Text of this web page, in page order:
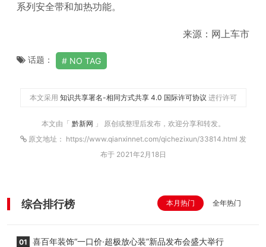
系列安全带和加热功能。
来源：网上车市
话题： NO TAG
本文采用 知识共享署名-相同方式共享 4.0 国际许可协议 进行许可
本文由「 黔新网 」 原创或整理后发布，欢迎分享和转发。
原文地址： https://www.qianxinnet.com/qichezixun/33814.html 发
布于 2021年2月18日
综合排行榜 本月热门 全年热门
01 喜百年装饰“一口价·超极放心装”新品发布会盛大举行